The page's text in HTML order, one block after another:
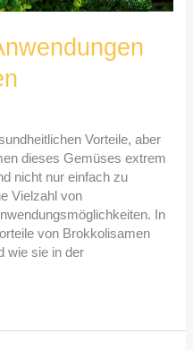
Vorteile, aber
dieses Gemüses extrem
nicht nur einfach zu
Vielzahl von
In
von Brokkolisamen
wie sie in der